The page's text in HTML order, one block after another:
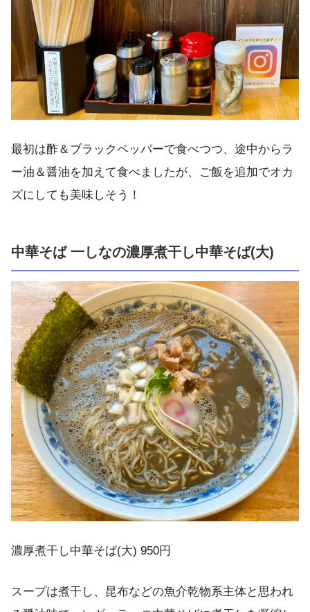
最初は酢＆ブラックペッパーで食べつつ、途中からラ
ー油＆醤油を加えて食べましたが、ご飯を追加でオカ
ズにしても美味しそう！
中華そば 一しなの濃厚煮干し中華そば(大)
濃厚煮干し中華そば(大) 950円
スープは煮干し、昆布などの魚介乾物系主体と思われ